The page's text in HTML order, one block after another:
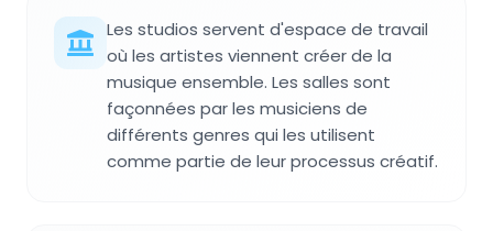
Les studios servent d'espace de travail
où les artistes viennent créer de la
musique ensemble. Les salles sont
façonnées par les musiciens de
différents genres qui les utilisent
comme partie de leur processus créatif.